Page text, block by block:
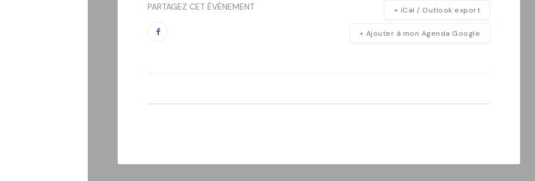
PARTAGEZ CET ÉVÉNEMENT
+ Ajouter à mon Agenda Google
+ iCal / Outlook export